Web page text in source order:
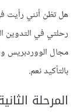
هل تظن أنني رأيت
رحلتي في التدوين
مجال الووردبريس
بالتأكيد نعم.
المرحلة